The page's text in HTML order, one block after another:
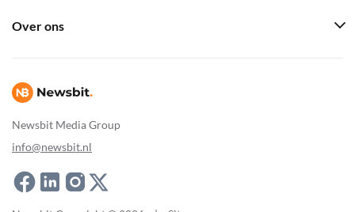
Newsbit Media Group
info@newsbit.nl
Over ons